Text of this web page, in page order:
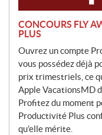
CONCOURS FLY
PLUS
Ouvrez un compte
vous possédez déjà
prix trimestriels, ce
Apple VacationsMD
Profitez du moment
Productivité Plus
qu’elle mérite.